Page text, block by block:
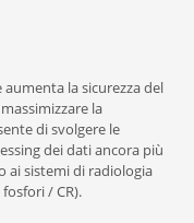
la sicurezza del
la
di svolgere le
dei dati ancora più
ai sistemi di radiologia
/ CR).